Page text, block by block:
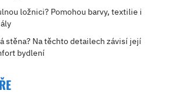
ložnici? Pomohou barvy, textilie i
stěna? Na těchto detailech závisí její
bydlení